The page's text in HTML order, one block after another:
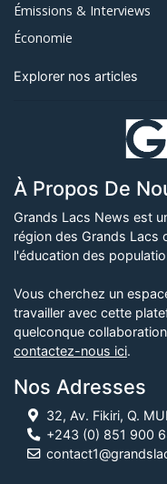
Émissions & Interviews
Économie
Explorer nos articles
À Propos De
Grands Lacs News est
région des Grands Lacs
l'éducation des
Vous cherchez un
travailler avec cette
quelconque
contactez-nous ici.
Nos Adresses
32, Av. Fikiri, Q.
+243 (0) 851 900